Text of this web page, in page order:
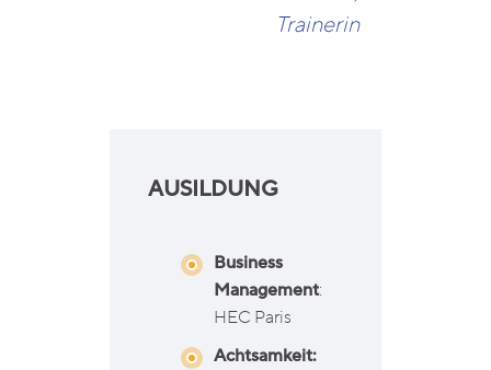
Trainerin
AUSILDUNG
Business
Management:
HEC Paris
Achtsamkeit: